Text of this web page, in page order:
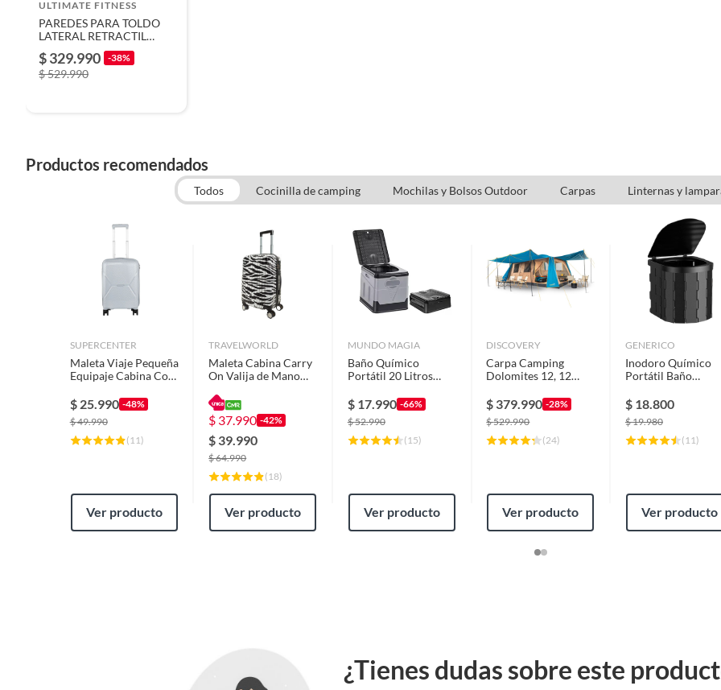
Alto
Ancho
ULTIMATE FITNESS
PAREDES PARA TOLDO
LATERAL RETRACTIL
CAMPING 270° 2M
$ 329.990 -38%
$ 529.990
Productos recomendados
Todos Cocinilla de camping Mochilas y Bolsos Outdoor Carpas Linternas y
SUPERCENTER
Maleta Viaje Pequeña
Equipaje Cabina Con
$ 25.990 -48%
$49.990
( 11)
Ver producto
TRAVELWORLD
Maleta Cabina Carry
On Valija de Mano
Travelworld
$ 37.990 -42%
$ 39.990
$64.990
( 18)
Ver producto
MUNDO MAGIA
Baño Químico
Portátil 20 Litros
Outdoor
$ 17.990 -66%
$52.990
( 15)
Ver producto
DISCOVERY
Carpa Camping
Dolomites 12, 12
3000 mm
$ 379.990 -28%
$529.990
(24)
Ver producto
GENERICO
Inodoro Químico
Portátil Baño
Para Camping
$ 18.800
$19.980
( 11)
Ver producto
¿Tienes dudas sobre este